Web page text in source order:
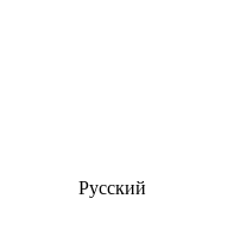
Русский